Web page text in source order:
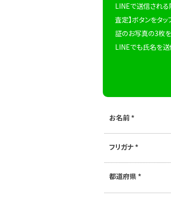
LINEで送信される
査定】ボタンをタ
証のお写真の3枚を
LINEでも氏名を送
お名前 *
フリガナ *
都道府県 *